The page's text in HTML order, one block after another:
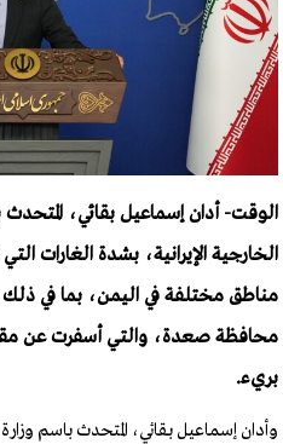
الوقت- أدان إسماعيل بقائي، المتحدث
الخارجية الإيرانية، بشدة الغارات
مناطق مختلفة في اليمن، بما في ذلك
بريء.
وأدان إسماعيل بقائي، المتحدث باسم وزارة